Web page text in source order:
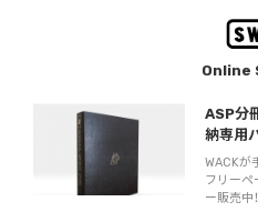
Online
ASP分
納専用
WACKが
フリーペ
ー販売中！